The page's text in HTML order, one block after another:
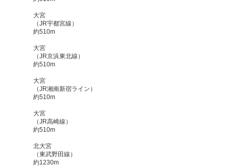
大宮
（JR宇都宮線）
約510m
大宮
（JR京浜東北線）
約510m
大宮
（JR湘南新宿ライン）
約510m
大宮
（JR高崎線）
約510m
北大宮
（東武野田線）
約1230m